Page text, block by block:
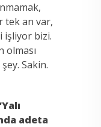
tek an var,
işliyor bizi.
olması
Sakin.
adeta